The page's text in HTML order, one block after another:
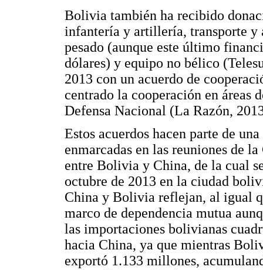
Bolivia también ha recibido
infantería y artillería, transporte y
pesado (aunque este último
dólares) y equipo no bélico
2013 con un acuerdo de
centrado la cooperación en áreas
Defensa Nacional (La Razón,
Estos acuerdos hacen parte de
enmarcadas en las reuniones de
entre Bolivia y China, de la cual
octubre de 2013 en la ciudad
China y Bolivia reflejan, al igual
marco de dependencia mutua
las importaciones bolivianas
hacia China, ya que mientras
exportó 1.133 millones,